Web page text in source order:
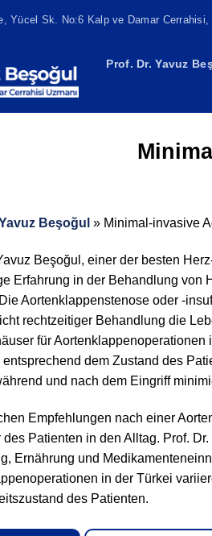
Yücel Sk. No:6 Kalp ve Damar
Prof. Dr. Yavuz
Beşoğul » Minimal-invasive
Beşoğul, einer der besten
Erfahrung in der Behandlung
Aortenklappenstenose oder -
rechtzeitiger Behandlung die
für
entsprechend dem Zustand des
und nach dem Eingriff
Empfehlungen nach einer
des Patienten in den Alltag. Prof.
Ernährung und
in der Türkei
des Patienten.